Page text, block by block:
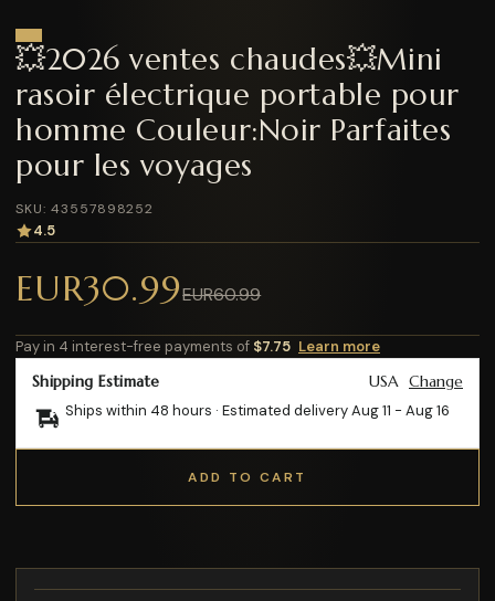
💥2026 ventes chaudes💥Mini
rasoir électrique portable pour
homme Couleur:Noir Parfaites
pour les voyages
SKU: 43557898252
4.5
EUR30.99EUR60.99
Pay in 4 interest-free payments of $7.75 Learn more
Shipping Estimate USA Change
Ships within 48 hours · Estimated deliveryAug 11 - Aug 16
ADD TO CART